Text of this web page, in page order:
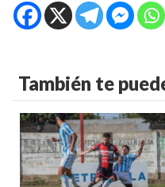
También te